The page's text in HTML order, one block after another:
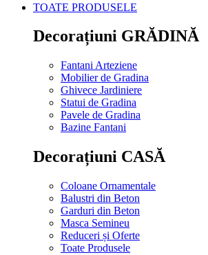
TOATE PRODUSELE
Decorațiuni GRĂDINĂ
Fantani Arteziene
Mobilier de Gradina
Ghivece Jardiniere
Statui de Gradina
Pavele de Gradina
Bazine Fantani
Decorațiuni CASĂ
Coloane Ornamentale
Balustri din Beton
Garduri din Beton
Masca Semineu
Reduceri și Oferte
Toate Produsele